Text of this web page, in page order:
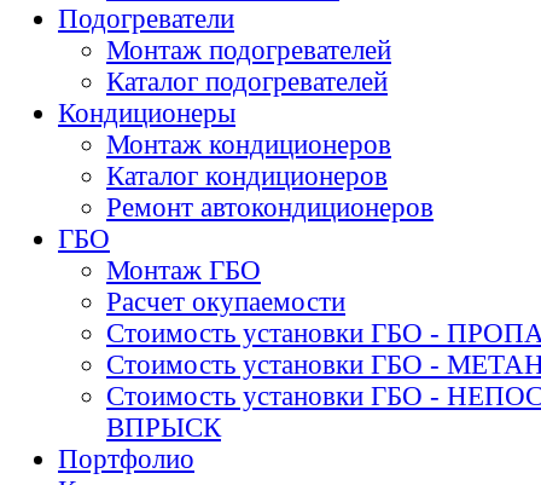
Подогреватели
Монтаж подогревателей
Каталог подогревателей
Кондиционеры
Монтаж кондиционеров
Каталог кондиционеров
Ремонт автокондиционеров
ГБО
Монтаж ГБО
Расчет окупаемости
Стоимость установки ГБО -
Стоимость установки ГБО -
Стоимость установки ГБО -
ВПРЫСК
Портфолио